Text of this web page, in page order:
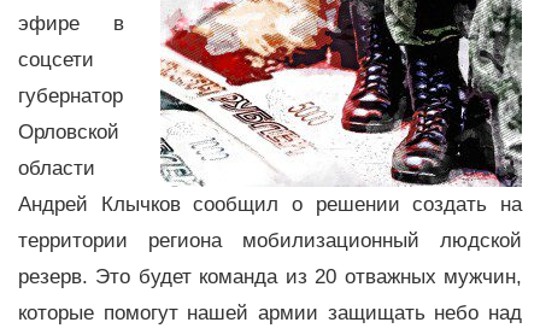
эфире в
соцсети
губернатор
Орловской
области
Андрей Клычков сообщил о решении создать на
территории региона мобилизационный людской
резерв. Это будет команда из 20 отважных мужчин,
которые помогут нашей армии защищать небо над